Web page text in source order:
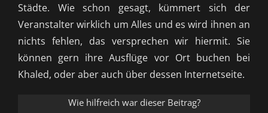
Städte. Wie schon gesagt, kümmert sich der
Veranstalter wirklich um Alles und es wird ihnen an
nichts fehlen, das versprechen wir hiermit. Sie
können gern ihre Ausflüge vor Ort buchen bei
Khaled, oder aber auch über dessen Internetseite.
Wie hilfreich war dieser Beitrag?